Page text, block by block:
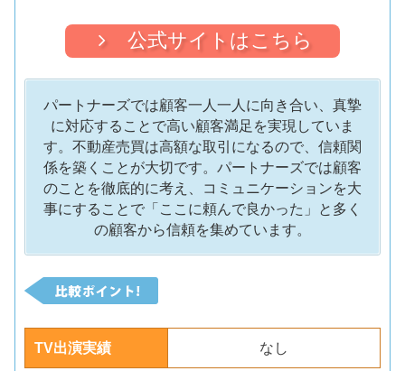
公式サイトはこちら
パートナーズでは顧客一人一人に向き合い、真摯
に対応することで高い顧客満足を実現していま
す。不動産売買は高額な取引になるので、信頼関
係を築くことが大切です。パートナーズでは顧客
のことを徹底的に考え、コミュニケーションを大
事にすることで「ここに頼んで良かった」と多く
の顧客から信頼を集めています。
TV出演実績 なし